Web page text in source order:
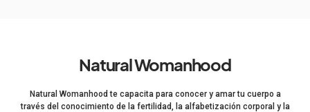
Natural Womanhood
Natural Womanhood te capacita para conocer y amar tu cuerpo a
través del conocimiento de la fertilidad, la alfabetización corporal y la